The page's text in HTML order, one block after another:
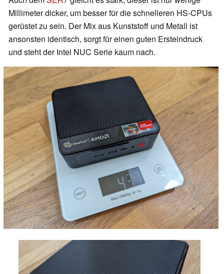
Millimeter dicker, um besser für die schnelleren HS-CPUs
gerüstet zu sein. Der Mix aus Kunststoff und Metall ist
ansonsten identisch, sorgt für einen guten Ersteindruck
und steht der Intel NUC Serie kaum nach.